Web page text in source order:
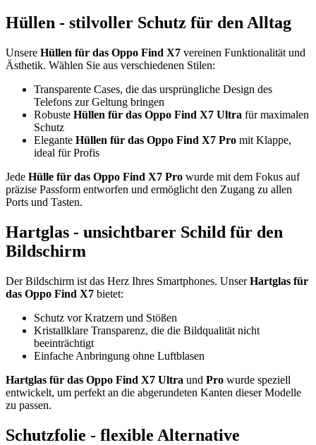
Hüllen - stilvoller Schutz für den Alltag
Unsere Hüllen für das Oppo Find X7 vereinen Funktionalität und
Ästhetik. Wählen Sie aus verschiedenen Stilen:
Transparente Cases, die das ursprüngliche Design des
Telefons zur Geltung bringen
Robuste Hüllen für das Oppo Find X7 Ultra für maximalen
Schutz
Elegante Hüllen für das Oppo Find X7 Pro mit Klappe,
ideal für Profis
Jede Hülle für das Oppo Find X7 Pro wurde mit dem Fokus auf
präzise Passform entworfen und ermöglicht den Zugang zu allen
Ports und Tasten.
Hartglas - unsichtbarer Schild für den
Bildschirm
Der Bildschirm ist das Herz Ihres Smartphones. UnserHartglas für
das Oppo Find X7 bietet:
Schutz vor Kratzern und Stößen
Kristallklare Transparenz, die die Bildqualität nicht
beeinträchtigt
Einfache Anbringung ohne Luftblasen
Hartglas für das Oppo Find X7 Ultra und Pro wurde speziell
entwickelt, um perfekt an die abgerundeten Kanten dieser Modelle
zu passen.
Schutzfolie - flexible Alternative